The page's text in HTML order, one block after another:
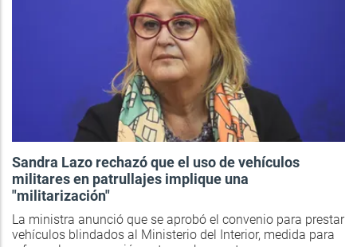
Sandra Lazo rechazó que el uso de vehículos
militares en patrullajes implique una
"militarización"
La ministra anunció que se aprobó el convenio para prestar
vehículos blindados al Ministerio del Interior, medida para